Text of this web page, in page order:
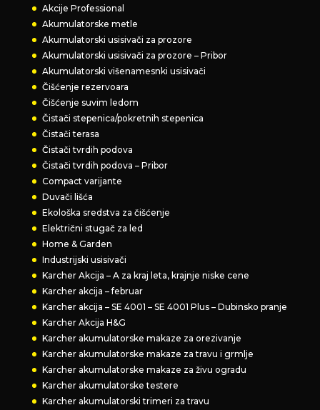
Akcije Professional
Akumulatorske metle
Akumulatorski usisivači za prozore
Akumulatorski usisivači za prozore – Pribor
Akumulatorski višenamesnki usisivači
Čišćenje rezervoara
Čišćenje suvim ledom
Čistači stepenica/pokretnih stepenica
Čistači terasa
Čistači tvrdih podova
Čistači tvrdih podova – Pribor
Compact varijante
Duvači lišća
Ekološka sredstva za čišćenje
Električni stugač za led
Home & Garden
Industrijski usisivači
Karcher Akcija – A za kraj leta, krajnje niske cene
Karcher akcija – februar
Karcher akcija – SE 4001 – SE 4001 Plus – Dubinsko pranje
Karcher Akcija H&G
Karcher akumulatorske makaze za orezivanje
Karcher akumulatorske makaze za travu i grmlje
Karcher akumulatorske makaze za živu ogradu
Karcher akumulatorske testere
Karcher akumulatorski trimeri za travu